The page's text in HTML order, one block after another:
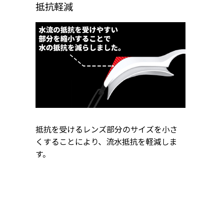
抵抗軽減
抵抗を受けるレンズ部分のサイズを小さ
くすることにより、流水抵抗を軽減しま
す。